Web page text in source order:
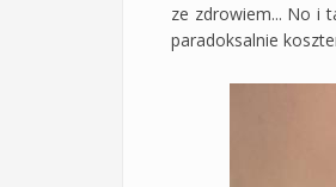
ze zdrowiem... No i
paradoksalnie